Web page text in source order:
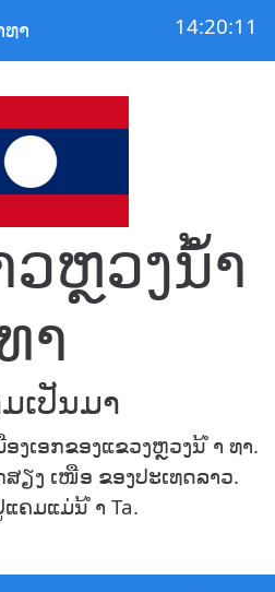
າ 14:20:12
ຫຼວງນໍ້າ
າ
ເປັນມາ
ອງເອກຂອງແຂວງຫຼວງນ້ ຳ ທາ.
ຽງ ເໜືອ ຂອງປະເທດລາວ.
ແຄມແມ່ນ້ ຳ Ta.